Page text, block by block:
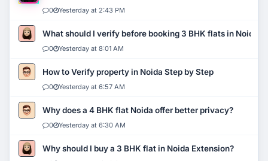
0 Yesterday at 2:43 PM
What should I verify before booking 3 BHK flats in Noida?
0 Yesterday at 8:01 AM
How to Verify property in Noida Step by Step
0 Yesterday at 6:57 AM
Why does a 4 BHK flat Noida offer better privacy?
0 Yesterday at 6:30 AM
Why should I buy a 3 BHK flat in Noida Extension?